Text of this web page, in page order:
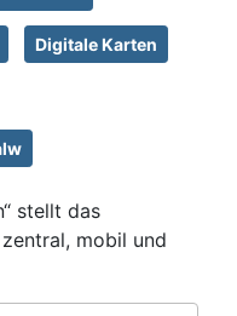
Digitale Karten
stellt das
mobil und